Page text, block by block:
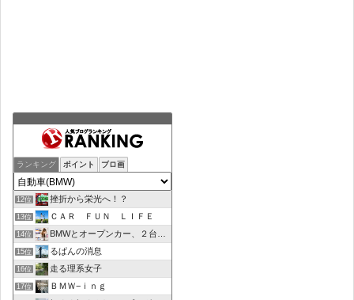
ランキング ポイント ブロ画
12位 挫折から栄光へ！？
13位 ＣＡＲ ＦＵＮ ＬＩＦＥ
14位 BMWとオープンカー、２台持ちは大変でした/GOCCHI
15位 るぱんの消息
16位 走る理系女子
17位
ＢＭＷ−ｉｎｇ